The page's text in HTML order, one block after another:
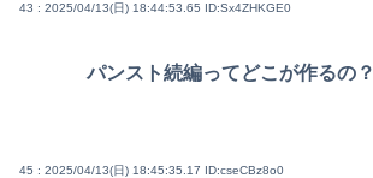
43 : 2025/04/13(日) 18:44:53.65 ID:Sx4ZHKGE0
パンスト続編ってどこが作るの？
45 : 2025/04/13(日) 18:45:35.17 ID:cseCBz8o0